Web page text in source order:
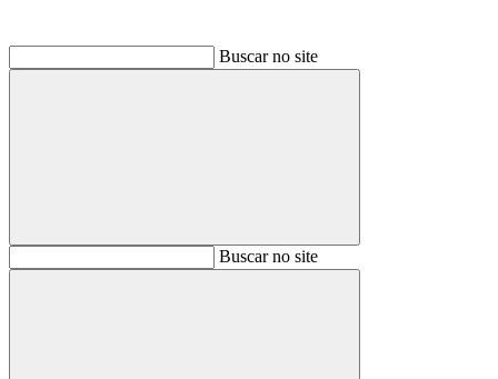
Buscar no site
BuscarBuscar no site